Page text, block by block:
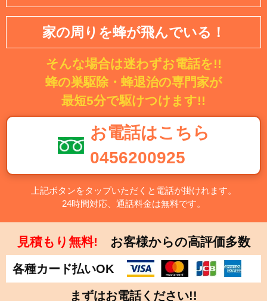
北海道
青森県
岩手県
宮城県
秋田県
山形県
福島県
関東
茨城県
埼玉県
千葉県
東京都
栃木県
群馬県
中部
石川県
福井県
山梨県
長野県
家の周りを蜂が飛んでいる！
そんな場合は迷わずお電話を!!
蜂の巣駆除・蜂退治の専門家が
最短5分で駆けつけます!!
お電話はこちら
0456200925
上記ボタンをタップいただくと電話が掛けれます。
24時間対応、通話料金は無料です。
見積もり無料! お客様からの高評価多数
各種カード払いOK
まずはお電話ください!!